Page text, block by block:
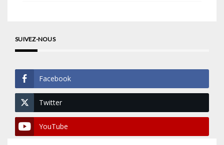
SUIVEZ-NOUS
Facebook
Twitter
YouTube